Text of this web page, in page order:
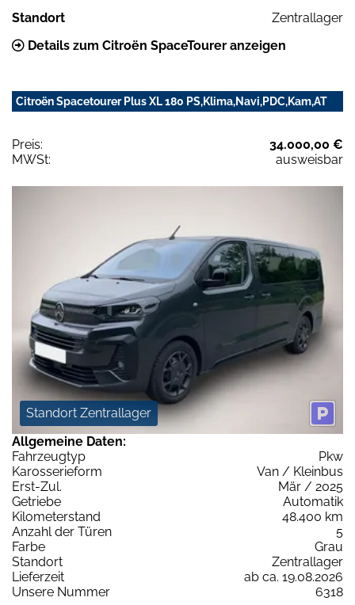
Standort
Zentrallager
Details zum Citroën SpaceTourer anzeigen
Citroën Spacetourer Plus XL 180 PS,Klima,Navi,PDC,Kam,AT
Preis:
34.000,00 €
MWSt:
ausweisbar
Standort Zentrallager
Allgemeine Daten:
Fahrzeugtyp
Pkw
Karosserieform
Van / Kleinbus
Erst-Zul.
Mär / 2025
Getriebe
Automatik
Kilometerstand
48.400 km
Anzahl der Türen
5
Farbe
Grau
Standort
Zentrallager
Lieferzeit
ab ca. 19.08.2026
Unsere Nummer
6318